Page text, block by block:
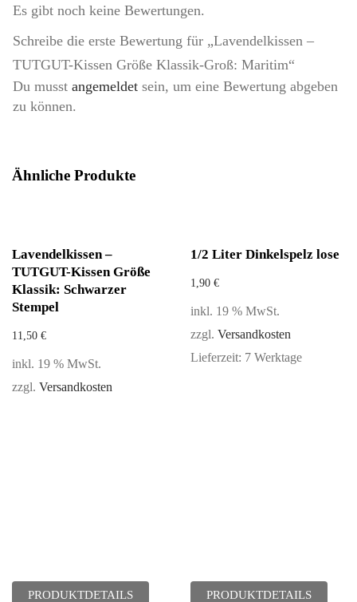
Es gibt noch keine Bewertungen.
Schreibe die erste Bewertung für „Lavendelkissen –
TUTGUT-Kissen Größe Klassik-Groß: Maritim“
Du musst angemeldet sein, um eine Bewertung abgeben
zu können.
Ähnliche Produkte
Lavendelkissen –
TUTGUT-Kissen Größe
Klassik: Schwarzer
Stempel
11,50 €
inkl. 19 % MwSt.
zzgl. Versandkosten
PRODUKTDETAILS
1/2 Liter Dinkelspelz lose
1,90 €
inkl. 19 % MwSt.
zzgl. Versandkosten
Lieferzeit: 7 Werktage
PRODUKTDETAILS